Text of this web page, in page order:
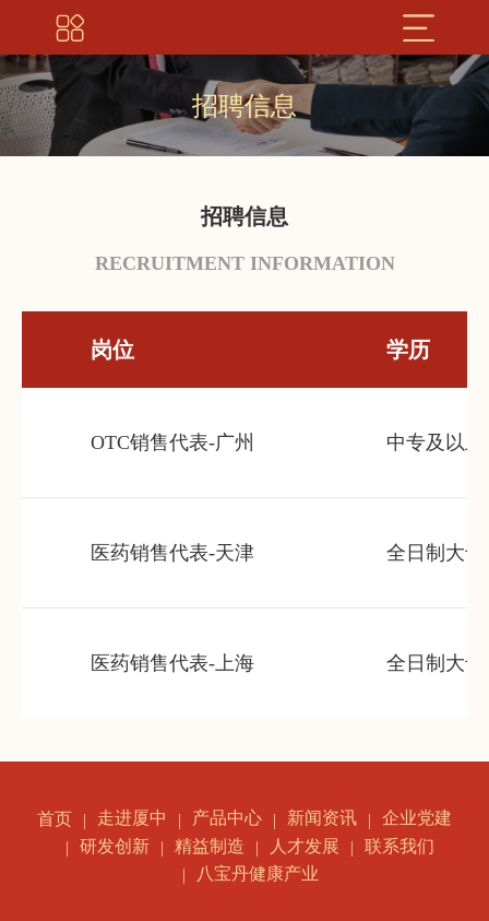
招聘信息
招聘信息
RECRUITMENT INFORMATION
岗位 学历
OTC销售代表-广州 中专及以
医药销售代表-天津 全日制大
医药销售代表-上海 全日制大
首页 走进厦中 产品中心 新闻资讯
企业党建
研发创新
精益制造 人才发展
联系我们
八宝丹健康产业